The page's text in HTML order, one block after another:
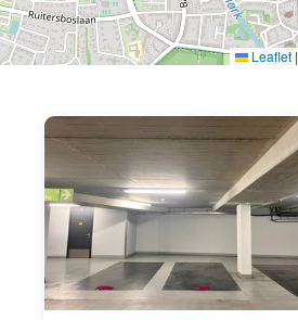
Leaflet |